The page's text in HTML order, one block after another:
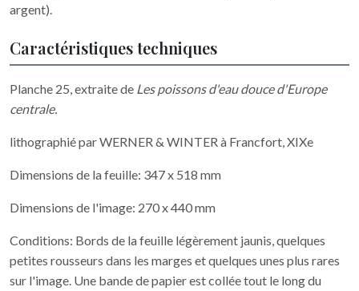
argent).
Caractéristiques techniques
Planche 25, extraite de Les poissons d'eau douce d'Europe
centrale.
lithographié par WERNER & WINTER à Francfort, XIXe
Dimensions de la feuille: 347 x 518 mm
Dimensions de l'image: 270 x 440 mm
Conditions: Bords de la feuille légèrement jaunis, quelques
petites rousseurs dans les marges et quelques unes plus rares
sur l'image. Une bande de papier est collée tout le long du